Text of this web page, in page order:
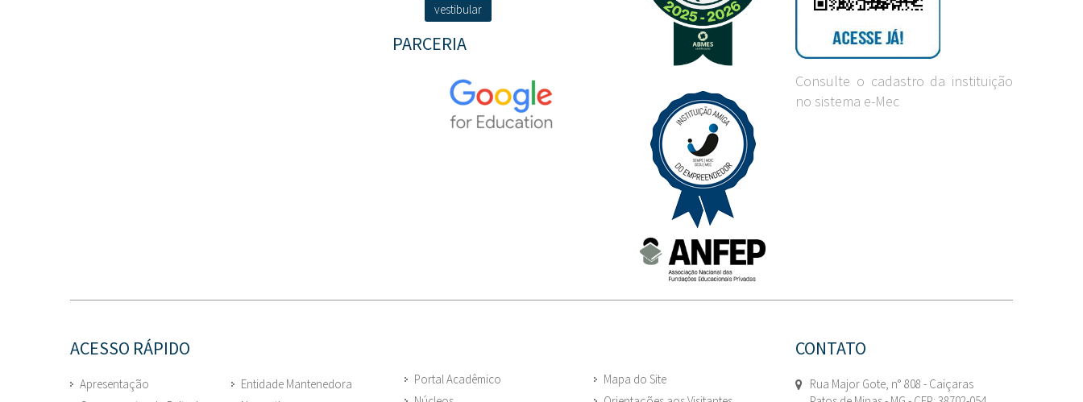
vestibular
PARCERIA
Consulte o cadastro da instituição
no sistema e-Mec
ACESSO RÁPIDO
Apresentação
Entidade Mantenedora
Portal Acadêmico
Mapa do Site
CONTATO
Rua Major Gote, n° 808 - Caiçaras